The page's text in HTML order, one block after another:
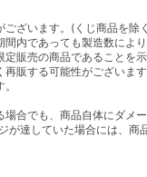
ざいます。(くじ商品を除く
内であっても製造数によ
販売の商品であることを
販する可能性がございま
合でも、商品自体にダメ
達していた場合には、商